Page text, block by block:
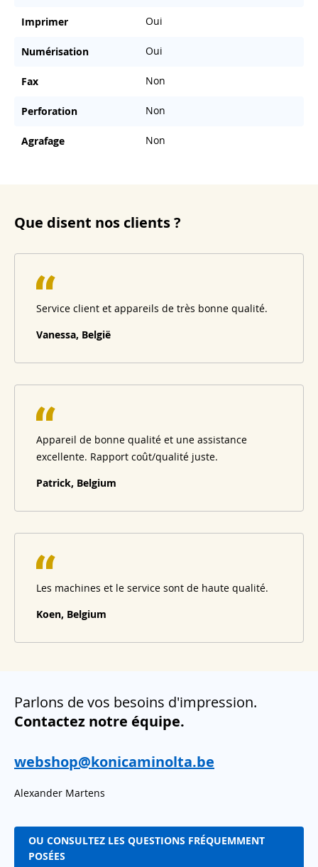
Imprimer Oui
Numérisation Oui
Fax Non
Perforation Non
Agrafage Non
Que disent nos clients ?
Service client et appareils de très bonne qualité.
Vanessa, België
Appareil de bonne qualité et une assistance
excellente. Rapport coût/qualité juste.
Patrick, Belgium
Les machines et le service sont de haute qualité.
Koen, Belgium
Parlons de vos besoins d'impression.
Contactez notre équipe.
webshop@konicaminolta.be
Alexander Martens
OU CONSULTEZ LES QUESTIONS FRÉQUEMMENT
POSÉES